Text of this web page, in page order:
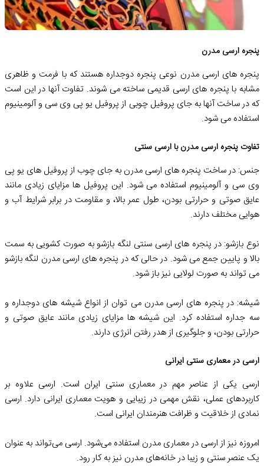
پنجره ارسی مدرن
پنجره های ارسی مدرن نوعی پنجره دوجداره هستند که با فرمت و ظاهری
مشابه با پنجره های ارسی قدیمی ساخته می شوند. تفاوت آنها در این است
که در ساخت آنها به جای پروفیل چوبی از پروفیل یو پی وی سی و آلومینیوم
استفاده می شود.
تفاوت پنجره ارسی مدرن با ارسی سنتی
جنس: در ساخت پنجره های ارسی مدرن به جای چوب از پروفیل های یو پی
وی سی و آلومینیوم استفاده می شود. این پروفیل ها مزایای زیادی مانند
عایق صوتی و حرارتی بودن، طول عمر بالا، و مقاومت در برابر شرایط آب و
هوایی مختلف دارند.
نوع بازشو: در پنجره های ارسی سنتی لنگه بازشو به صورت کشویی به سمت
بالا و پایین جمع می شود. در حالی که در پنجره های ارسی مدرن لنگه بازشو
می تواند به صورت لولایی نیز باز شود.
شیشه: در پنجره های ارسی مدرن می توان از انواع شیشه های دوجداره و
سه جداره استفاده کرد. این شیشه ها مزایای زیادی مانند عایق صوتی و
حرارتی بودن، و جلوگیری از هدر رفتن انرژی دارند.
ارسی در معماری سنتی ایرانی
ارسی یکی از عناصر مهم در معماری سنتی ایران است. ارسی علاوه بر
کاربردهای عملی، نقش مهمی در زیبایی و هویت معماری ایرانی دارد. ارسی
نمادی از خلاقیت و ظرافت هنرمندان ایرانی است.
امروزه نیز از ارسی در معماری مدرن استفاده می‌شود. ارسی می‌تواند به عنوان
یک عنصر سنتی و زیبا در خانه‌های مدرن نیز به کار رود.